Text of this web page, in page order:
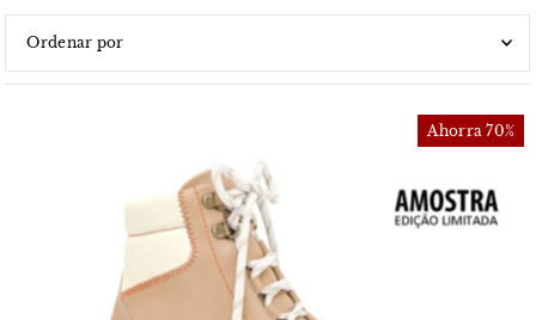
Características
Alfabéticamente, A-Z
Alfabéticamente, Z-A
Precio, menor a mayor
Precio, mayor a menor
Ahorra 70%